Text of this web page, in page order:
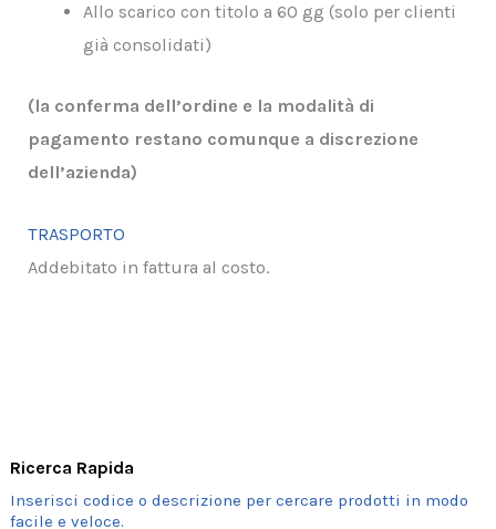
Ricerca Rapida
Allo scarico con titolo a 60 gg (solo per clienti
già consolidati)
(la conferma dell’ordine e la modalità di
pagamento restano comunque a discrezione
dell’azienda)
TRASPORTO
Addebitato in fattura al costo.